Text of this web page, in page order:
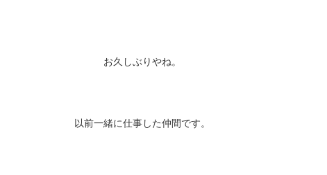
お久しぶりやね。
以前一緒に仕事した仲間です。